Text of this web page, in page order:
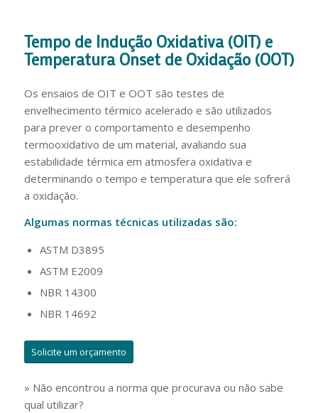
Tempo de Indução Oxidativa (OIT) e
Temperatura Onset de Oxidação (OOT)
Os ensaios de OIT e OOT são testes de
envelhecimento térmico acelerado e são utilizados
para prever o comportamento e desempenho
termooxidativo de um material, avaliando sua
estabilidade térmica em atmosfera oxidativa e
determinando o tempo e temperatura que ele sofrerá
a oxidação.
Algumas normas técnicas utilizadas são:
ASTM D3895
ASTM E2009
NBR 14300
NBR 14692
Solicite um orçamento
» Não encontrou a norma que procurava ou não sabe
qual utilizar?